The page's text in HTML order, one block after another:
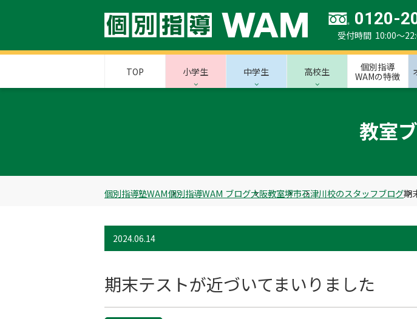
0120-
受付時間 10:00～
TOP 小学生 中学生 高校生
個別指導
WAMの特徴
教室
個別指導塾WAM個別指導WAM ブログ大阪教室堺市石津川校のスタッフブログ期
2024.06.14
期末テストが近づいてまいりました